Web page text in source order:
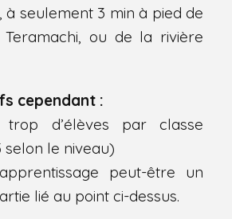
à seulement 3 min à pied de
ou de la rivière
cependant :
trop d’élèves par classe
selon le niveau)
peut-être un
lié au point ci-dessus.